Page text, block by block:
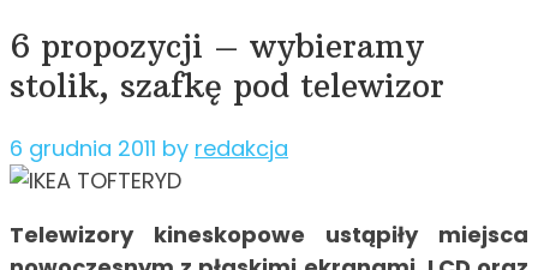
6 propozycji – wybieramy
stolik, szafkę pod telewizor
6 grudnia 2011 by redakcja
Telewizory kineskopowe ustąpiły miejsca